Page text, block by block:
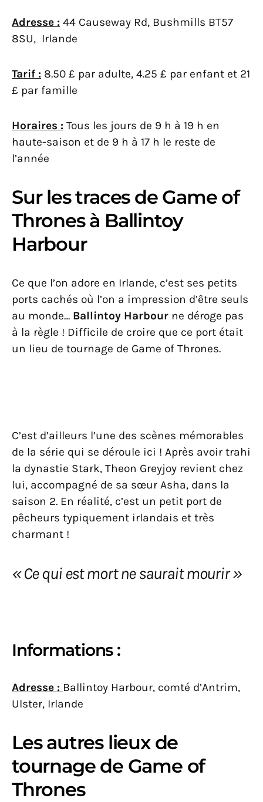
Adresse : 44 Causeway Rd, Bushmills BT57
8SU, Irlande
Tarif : 8.50 £ par adulte, 4.25 £ par enfant et 21
£ par famille
Horaires : Tous les jours de 9 h à 19 h en
haute-saison et de 9 h à 17 h le reste de
l’année
Sur les traces de Game of
Thrones à Ballintoy
Harbour
Ce que l’on adore en Irlande, c’est ses petits
ports cachés où l’on a impression d’être seuls
au monde… Ballintoy Harbour ne déroge pas
à la règle ! Difficile de croire que ce port était
un lieu de tournage de Game of Thrones.
C’est d’ailleurs l’une des scènes mémorables
de la série qui se déroule ici ! Après avoir trahi
la dynastie Stark, Theon Greyjoy revient chez
lui, accompagné de sa sœur Asha, dans la
saison 2. En réalité, c’est un petit port de
pêcheurs typiquement irlandais et très
charmant !
« Ce qui est mort ne saurait mourir »
Informations :
Adresse : Ballintoy Harbour, comté d’Antrim,
Ulster, Irlande
Les autres lieux de
tournage de Game of
Thrones